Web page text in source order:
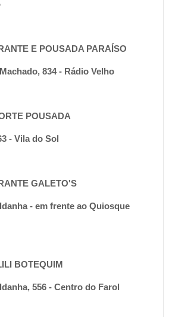
E POUSADA PARAÍSO
834 - Rádio Velho
POUSADA
- Vila do Sol
GALETO'S
- em frente ao Quiosque
BOTEQUIM
556 - Centro do Farol